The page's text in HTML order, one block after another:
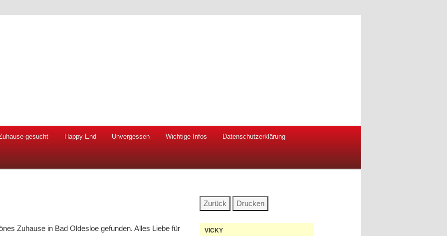
gesucht Happy End Unvergessen Wichtige Infos Datenschutzerklärung
Zuhause in Bad Oldesloe gefunden. Alles Liebe für
VICKY